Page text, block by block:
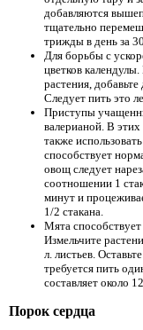
добавляются
тщательно
трижды в день за
Для борьбы с
цветков
растения, добавьте
Следует пить это
Приступы
валерианой. В этих
также
способствует
овощ следует
соотношении 1
минут и
1/2 стакана.
Мята
Измельчите
л. листьев.
требуется пить
составляет около
Порок сердца